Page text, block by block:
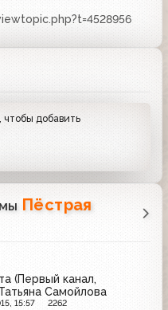
, чтобы добавить
Пёстрая
(Первый канал,
Самойлова
15:57 2262